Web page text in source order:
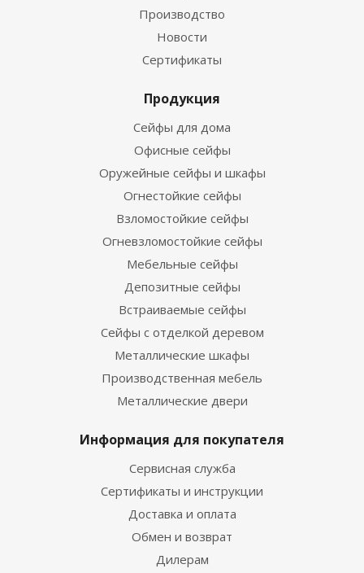
Производство
Новости
Сертификаты
Продукция
Сейфы для дома
Офисные сейфы
Оружейные сейфы и шкафы
Огнестойкие сейфы
Взломостойкие сейфы
Огневзломостойкие сейфы
Мебельные сейфы
Депозитные сейфы
Встраиваемые сейфы
Сейфы с отделкой деревом
Металлические шкафы
Производственная мебель
Металлические двери
Информация для покупателя
Сервисная служба
Сертификаты и инструкции
Доставка и оплата
Обмен и возврат
Дилерам